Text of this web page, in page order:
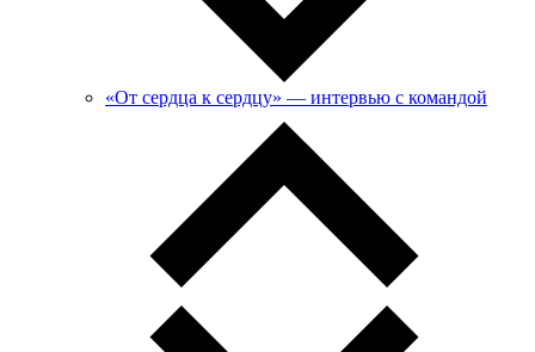
«От сердца к сердцу» — интервью с командой